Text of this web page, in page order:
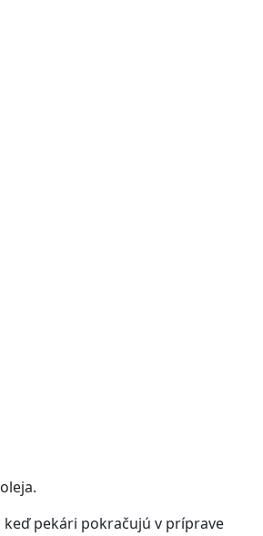
keď pekári pokračujú v príprave